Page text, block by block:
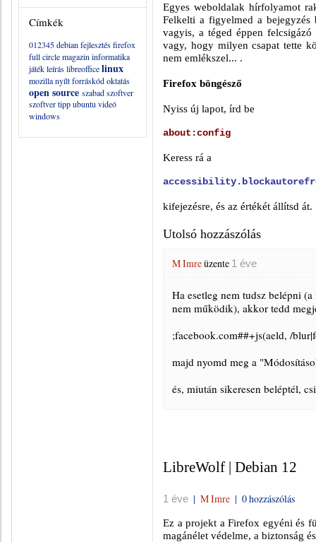
Címkék
012345debian fejlesztésfirefox
full circle magazin informatika
játékleíráslibreofficelinux
mozillanyílt forráskódoktatás
open source szabad szoftver
szoftvertippubuntu videó
windows
Egyes weboldalak hírfolyamot
Felkelti a figyelmed a bejegyzés
vagyis, a téged éppen
vagy, hogy milyen csapat tette
nem emlékszel... .
Firefox böngésző
Nyiss új lapot, írd be
about:config
Keress rá a
kifejezésre, és az értékét állítsd át.
Utolsó hozzászólás
M Imreüzente 1 éve
Ha esetleg nem tudsz belépni
nem működik), akkor tedd
;facebook.com##+js(aeld, /
majd nyomd meg a
és, miután sikeresen beléptél,
LibreWolf | Debian 12
1 éve | M Imre | 0 hozzászólás
Ez a projekt a Firefox egyéni és
magánélet védelme, a biztonság